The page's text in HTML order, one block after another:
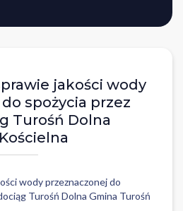
jakości wody
spożycia przez
Turośń Dolna
wody przeznaczonej do
Turośń Dolna Gmina Turośń